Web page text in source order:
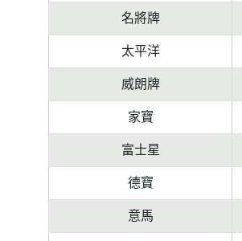
名將牌
太平洋
威朗牌
家寶
富士星
德寶
意馬